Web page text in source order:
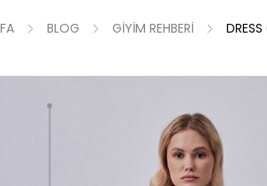
BLOG GIYIM REHBERI